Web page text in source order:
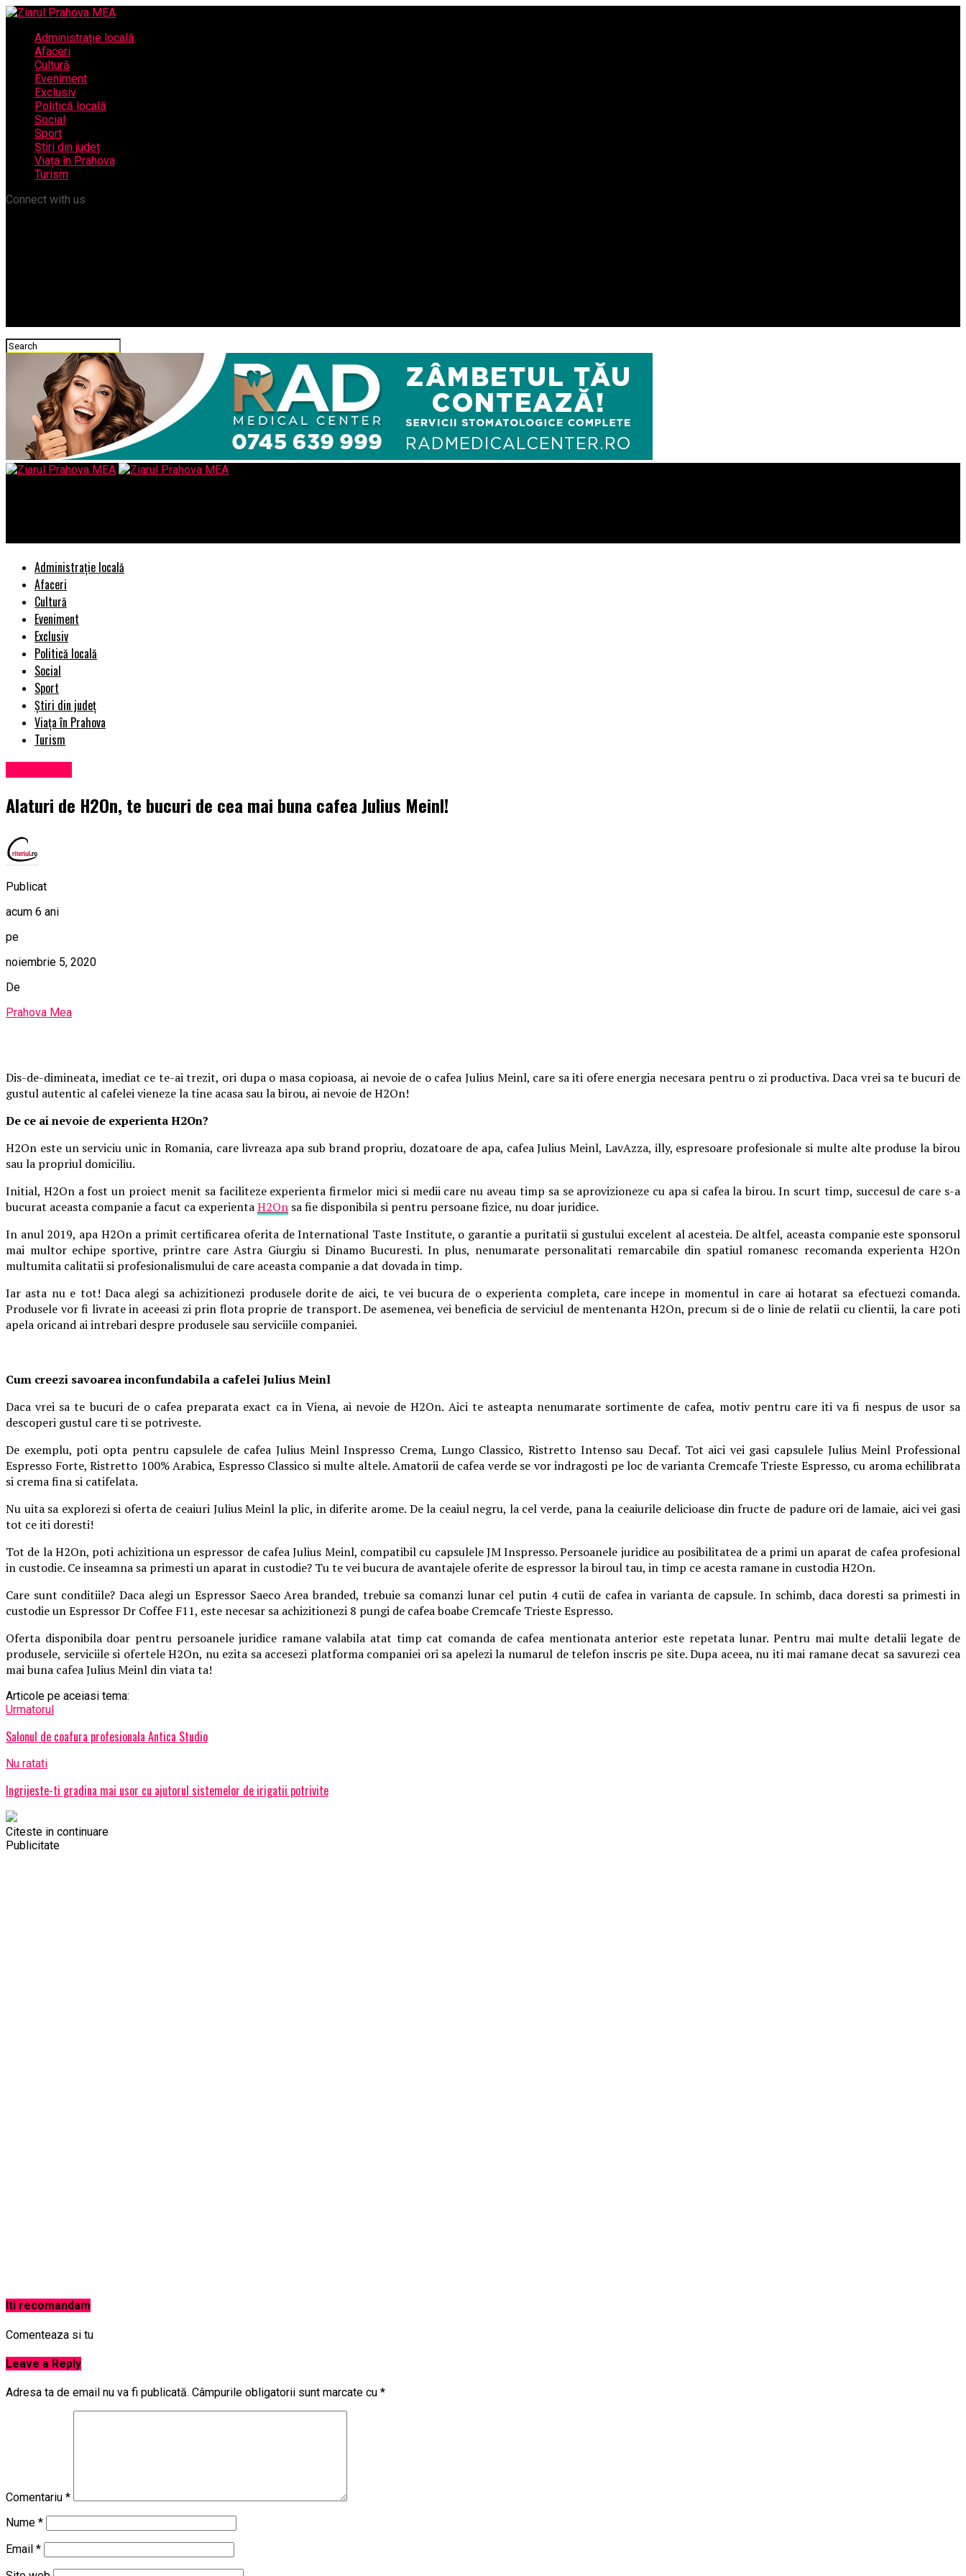
Administrație locală
Afaceri
Cultură
Eveniment
Exclusiv
Politică locală
Social
Sport
Știri din județ
Viața în Prahova
Turism
Connect with us
Administrație locală
Afaceri
Cultură
Eveniment
Exclusiv
Politică locală
Social
Sport
Știri din județ
Viața în Prahova
Turism
Alaturi de H2On, te bucuri de cea mai buna cafea Julius Meinl!
Publicat
acum 6 ani
pe
noiembrie 5, 2020
De
Prahova Mea
Dis-de-dimineata, imediat ce te-ai trezit, ori dupa o masa copioasa, ai nevoie de o cafea Julius Meinl, care sa iti ofere energia necesara pentru o zi productiva. Daca vrei sa te bucuri de
gustul autentic al cafelei vieneze la tine acasa sau la birou, ai nevoie de H2On!
De ce ai nevoie de experienta H2On?
H2On este un serviciu unic in Romania, care livreaza apa sub brand propriu, dozatoare de apa, cafea Julius Meinl, LavAzza, illy, espresoare profesionale si multe alte produse la birou
sau la propriul domiciliu.
Initial, H2On a fost un proiect menit sa faciliteze experienta firmelor mici si medii care nu aveau timp sa se aprovizioneze cu apa si cafea la birou. In scurt timp, succesul de care s-a
bucurat aceasta companie a facut ca experientaH2On sa fie disponibila si pentru persoane fizice, nu doar juridice.
In anul 2019, apa H2On a primit certificarea oferita de International Taste Institute, o garantie a puritatii si gustului excelent al acesteia. De altfel, aceasta companie este sponsorul
mai multor echipe sportive, printre care Astra Giurgiu si Dinamo Bucuresti. In plus, nenumarate personalitati remarcabile din spatiul romanesc recomanda experienta H2On
multumita calitatii si profesionalismului de care aceasta companie a dat dovada in timp.
Iar asta nu e tot! Daca alegi sa achizitionezi produsele dorite de aici, te vei bucura de o experienta completa, care incepe in momentul in care ai hotarat sa efectuezi comanda.
Produsele vor fi livrate in aceeasi zi prin flota proprie de transport. De asemenea, vei beneficia de serviciul de mentenanta H2On, precum si de o linie de relatii cu clientii, la care poti
apela oricand ai intrebari despre produsele sau serviciile companiei.
Cum creezi savoarea inconfundabila a cafelei Julius Meinl
Daca vrei sa te bucuri de o cafea preparata exact ca in Viena, ai nevoie de H2On. Aici te asteapta nenumarate sortimente de cafea, motiv pentru care iti va fi nespus de usor sa
descoperi gustul care ti se potriveste.
De exemplu, poti opta pentru capsulele de cafea Julius Meinl Inspresso Crema, Lungo Classico, Ristretto Intenso sau Decaf. Tot aici vei gasi capsulele Julius Meinl Professional
Espresso Forte, Ristretto 100% Arabica, Espresso Classico si multe altele. Amatorii de cafea verde se vor indragosti pe loc de varianta Cremcafe Trieste Espresso, cu aroma echilibrata
si crema fina si catifelata.
Nu uita sa explorezi si oferta de ceaiuri Julius Meinl la plic, in diferite arome. De la ceaiul negru, la cel verde, pana la ceaiurile delicioase din fructe de padure ori de lamaie, aici vei gasi
tot ce iti doresti!
Tot de la H2On, poti achizitiona un espressor de cafea Julius Meinl, compatibil cu capsulele JM Inspresso. Persoanele juridice au posibilitatea de a primi un aparat de cafea profesional
in custodie. Ce inseamna sa primesti un aparat in custodie? Tu te vei bucura de avantajele oferite de espressor la biroul tau, in timp ce acesta ramane in custodia H2On.
Care sunt conditiile? Daca alegi un Espressor Saeco Area branded, trebuie sa comanzi lunar cel putin 4 cutii de cafea in varianta de capsule. In schimb, daca doresti sa primesti in
custodie un Espressor Dr Coffee F11, este necesar sa achizitionezi 8 pungi de cafea boabe Cremcafe Trieste Espresso.
Oferta disponibila doar pentru persoanele juridice ramane valabila atat timp cat comanda de cafea mentionata anterior este repetata lunar. Pentru mai multe detalii legate de
produsele, serviciile si ofertele H2On, nu ezita sa accesezi platforma companiei ori sa apelezi la numarul de telefon inscris pe site. Dupa aceea, nu iti mai ramane decat sa savurezi cea
mai buna cafea Julius Meinl din viata ta!
Articole pe aceiasi tema:
Urmatorul
Salonul de coafura profesionala Antica Studio
Nu ratati
Ingrijeste-ti gradina mai usor cu ajutorul sistemelor de irigatii potrivite
Citeste in continuare
Publicitate
Iti recomandam
Comenteaza si tu
Leave a Reply
Adresa ta de email nu va fi publicată. Câmpurile obligatorii sunt marcate cu *
Comentariu *
Nume *
Email *